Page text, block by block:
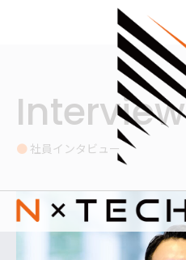
Interview
● 社員インタビュー